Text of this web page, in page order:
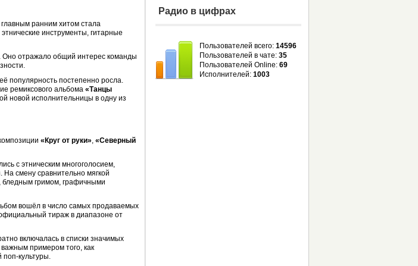
ранним хитом стала
инструменты, гитарные
Оно отражало общий интерес команды
популярность постепенно росла.
ремиксового альбома «Танцы
новой исполнительницы в одну из
«Круг от руки», «Северный
с этническим многоголосием,
смену сравнительно мягкой
бледным гримом, графичными
вошёл в число самых продаваемых
тираж в диапазоне от
включалась в списки значимых
примером того, как
поп-культуры.
Радио в цифрах
Пользователей всего: 14596
Пользователей в чате: 35
Пользователей Online: 69
Исполнителей: 1003